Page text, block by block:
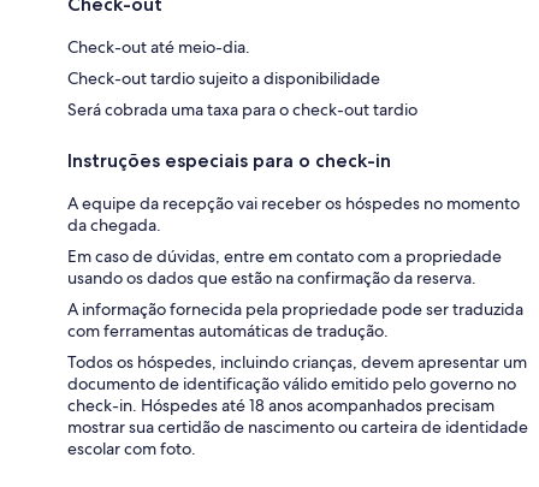
Check-out até meio-dia.
Check-out tardio sujeito a disponibilidade
Será cobrada uma taxa para o check-out tardio
Instruções especiais para o check-in
A equipe da recepção vai receber os hóspedes no momento
da chegada.
Em caso de dúvidas, entre em contato com a propriedade
usando os dados que estão na confirmação da reserva.
A informação fornecida pela propriedade pode ser traduzida
com ferramentas automáticas de tradução.
Todos os hóspedes, incluindo crianças, devem apresentar um
documento de identificação válido emitido pelo governo no
check-in. Hóspedes até 18 anos acompanhados precisam
mostrar sua certidão de nascimento ou carteira de identidade
escolar com foto.